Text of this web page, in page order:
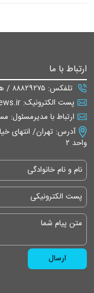
ارتباط با ما
تلفکس: ۸۸۸۲۹۲۷۵ / همراه: ۰۹۳۷۰۷۴۸۵۵۰
پست الکترونیک: info@iusnews.ir یا eiusnews@gmail.com
ارتباط با مدیرمسئول:
واحد ۲